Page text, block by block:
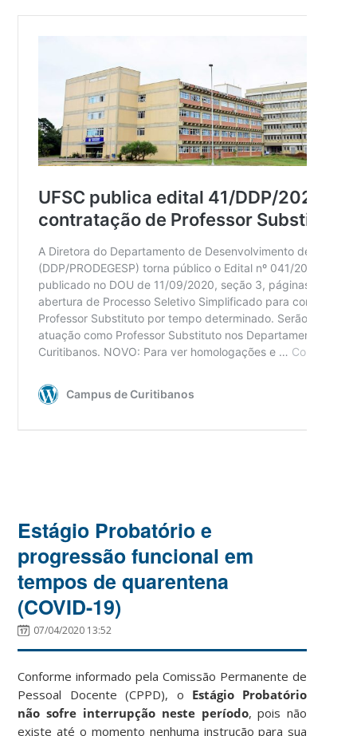
Estágio Probatório e
progressão funcional em
tempos de quarentena
(COVID-19)
07/04/2020 13:52
Conforme informado pela Comissão Permanente de
Pessoal Docente (CPPD), o Estágio Probatório
não sofre interrupção neste período, pois não
existe até o momento nenhuma instrução para sua